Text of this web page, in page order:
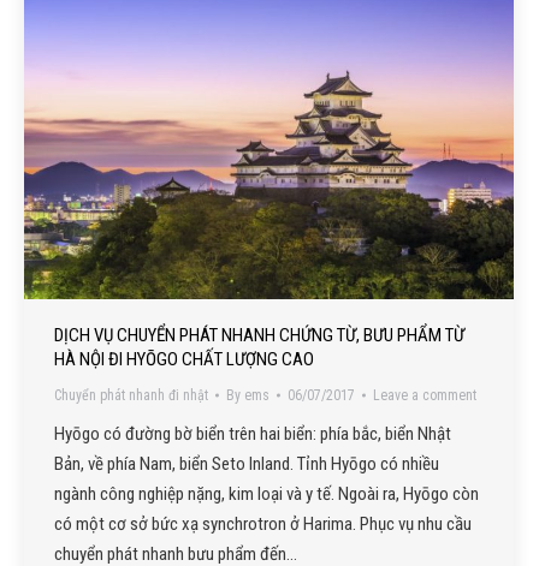
DỊCH VỤ CHUYỂN PHÁT NHANH CHỨNG TỪ, BƯU PHẨM TỪ
HÀ NỘI ĐI HYŌGO CHẤT LƯỢNG CAO
Chuyển phát nhanh đi nhật By ems 06/07/2017 Leave a comment
Hyōgo có đường bờ biển trên hai biển: phía bắc, biển Nhật
Bản, về phía Nam, biển Seto Inland. Tỉnh Hyōgo có nhiều
ngành công nghiệp nặng, kim loại và y tế. Ngoài ra, Hyōgo còn
có một cơ sở bức xạ synchrotron ở Harima. Phục vụ nhu cầu
chuyển phát nhanh bưu phẩm đến…